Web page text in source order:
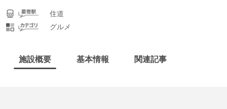
住道
グルメ
施設概要 基本情報 関連記事